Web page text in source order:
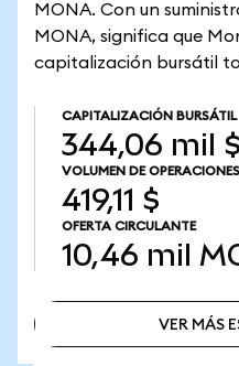
MONA. Con un
MONA, significa que
capitalización bursátil
CAPITALIZACIÓN BURSÁTIL
344,06 mil $
VOLUMEN DE OPERACIONES
419,11 $
OFERTA CIRCULANTE
10,46 mil
VER MÁS